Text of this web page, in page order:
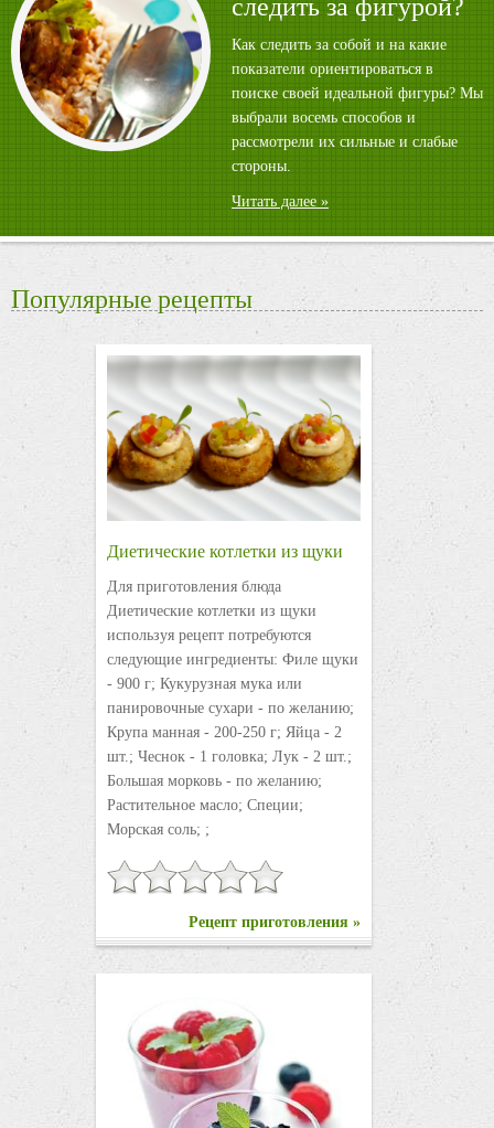
следить за фигурой?
Как следить за собой и на какие
показатели ориентироваться в
поиске своей идеальной фигуры? Мы
выбрали восемь способов и
рассмотрели их сильные и слабые
стороны.
Читать далее »
Популярные рецепты
Диетические котлетки из щуки
Для приготовления блюда
Диетические котлетки из щуки
используя рецепт потребуются
следующие ингредиенты: Филе щуки
- 900 г; Кукурузная мука или
панировочные сухари - по желанию;
Крупа манная - 200-250 г; Яйца - 2
шт.; Чеснок - 1 головка; Лук - 2 шт.;
Большая морковь - по желанию;
Растительное масло; Специи;
Морская соль; ;
Рецепт приготовления »